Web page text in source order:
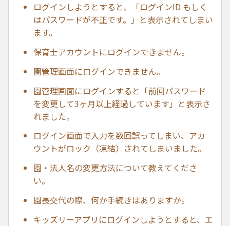
ログインしようとすると、「ログインID もしく
はパスワードが不正です。」と表示されてしまい
ます。
保育士アカウントにログインできません。
園管理画面にログインできません。
園管理画面にログインすると「前回パスワード
を変更して3ヶ月以上経過しています」と表示さ
れました。
ログイン画面で入力を数回誤ってしまい、アカ
ウントがロック（凍結）されてしまいました。
園・法人名の変更方法について教えてくださ
い。
園長交代の際、何か手続きはありますか。
キッズリーアプリにログインしようとすると、エ